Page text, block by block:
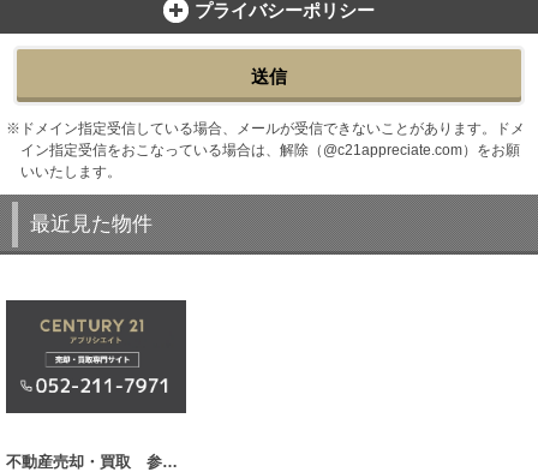
プライバシーポリシー
送信
ドメイン指定受信している場合、メールが受信できないことがあります。ドメ
イン指定受信をおこなっている場合は、解除（@c21appreciate.com）をお願
いいたします。
最近見た物件
不動産売却・買取 参考事例